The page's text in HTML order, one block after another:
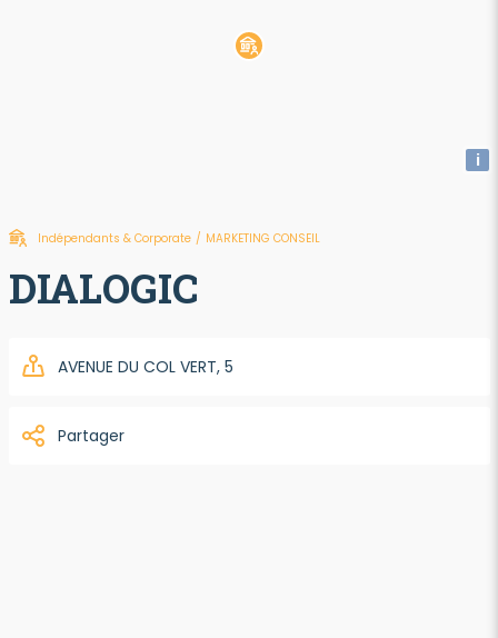
i
Indépendants & Corporate / MARKETING CONSEIL
DIALOGIC
AVENUE DU COL VERT, 5
Partager